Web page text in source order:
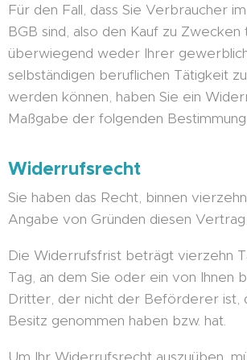
Für den Fall, dass Sie Verbraucher
BGB sind, also den Kauf zu Zwecken
überwiegend weder Ihrer
selbständigen beruflichen Tätigkeit
werden können, haben Sie ein
Maßgabe der folgenden
Widerrufsrecht
Sie haben das Recht, binnen
Angabe von Gründen diesen
Die Widerrufsfrist beträgt vierzehn
Tag, an dem Sie oder ein von Ihnen
Dritter, der nicht der Beförderer ist,
Besitz genommen haben bzw. hat.